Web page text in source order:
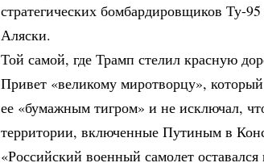
стратегических бомбардировщиков Ту-
Аляски.
Той самой, где Трамп стелил красную
Привет «великому миротворцу»,
ее «бумажным тигром» и не исключал,
территории, включенные Путиным в
«Российский военный самолет